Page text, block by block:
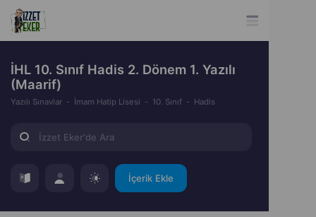
İHL 10. Sınıf Hadis 2. Dönem 1. Yazılı
(Maarif)
Yazılı Sınavlar İmam Hatip Lisesi 10. Sınıf Hadis
İçerik Ekle